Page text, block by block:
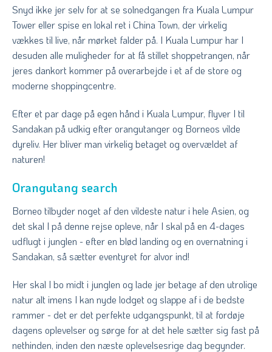
Snyd ikke jer selv for at se solnedgangen fra Kuala Lumpur
Tower eller spise en lokal ret i China Town, der virkelig
vækkes til live, når mørket falder på. I Kuala Lumpur har I
desuden alle muligheder for at få stillet shoppetrangen, når
jeres dankort kommer på overarbejde i et af de store og
moderne shoppingcentre.
Efter et par dage på egen hånd i Kuala Lumpur, flyver I til
Sandakan på udkig efter orangutanger og Borneos vilde
dyreliv. Her bliver man virkelig betaget og overvældet af
naturen!
Orangutang search
Borneo tilbyder noget af den vildeste natur i hele Asien, og
det skal I på denne rejse opleve, når I skal på en 4-dages
udflugt i junglen - efter en blød landing og en overnatning i
Sandakan, så sætter eventyret for alvor ind!
Her skal I bo midt i junglen og lade jer betage af den utrolige
natur alt imens I kan nyde lodget og slappe af i de bedste
rammer - det er det perfekte udgangspunkt, til at fordøje
dagens oplevelser og sørge for at det hele sætter sig fast på
nethinden, inden den næste oplevelsesrige dag begynder.